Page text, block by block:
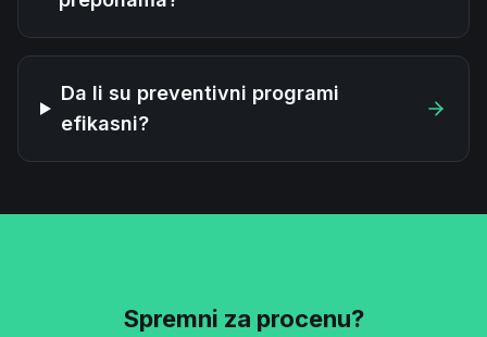
Da li su preventivni programi
efikasni?
Spremni za procenu?